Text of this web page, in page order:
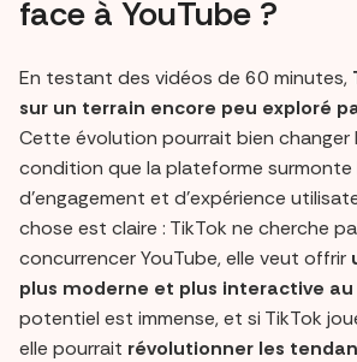
face à YouTube ?
En testant des vidéos de 60 minutes,
sur un terrain encore peu exploré
Cette évolution pourrait bien changer
condition que la plateforme surmonte
d’engagement et d’expérience
chose est claire : TikTok ne cherche
concurrencer YouTube, elle veut offrir
plus moderne et plus interactive
potentiel est immense, et si TikTok
elle pourrait révolutionner les